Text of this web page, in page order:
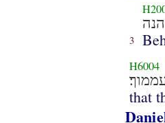
3
הנה
H6004
that